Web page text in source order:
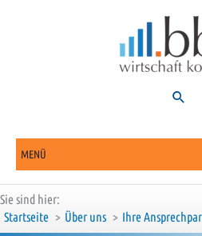
MENÜ
Sie sind hier:
Startseite
Über uns Ihre